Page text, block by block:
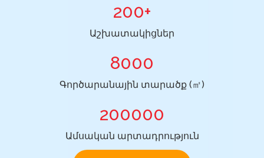
200+
Աշխատակիցներ
8000
Գործարանային տարածք (㎡)
200000
Ամսական արտադրություն